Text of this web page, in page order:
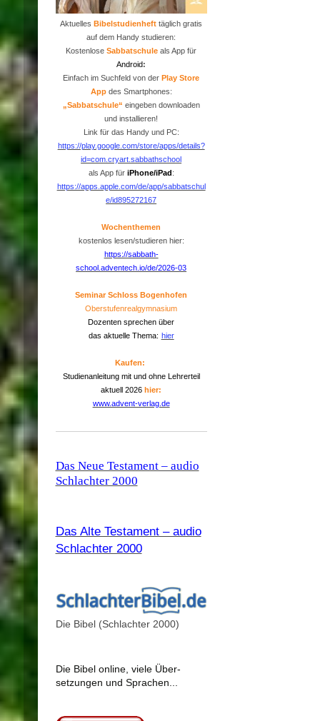
AktuellesBibelstudienheft täglich gratis
auf dem Handy studieren:
KostenloseSabbatschule als App für
Android:
Einfach im Suchfeld von derPlay Store
Appdes Smartphones:
„Sabbatschule“ eingeben downloaden
und installieren!
Link für das Handy und PC:
https://play.google.com/store/apps/details?
id=com.cryart.sabbathschool
als App für iPhone/iPad:
https://apps.apple.com/de/app/sabbatschul
e/id895272167
Wochenthemen
kostenlos lesen/studieren hier:
https://sabbath-
school.adventech.io/de/2026-03
Seminar Schloss Bogenhofen
Oberstufenrealgymnasium
Dozenten sprechen über
das aktuelle Thema: hier
Kaufen:
Studienanleitung mit und ohne Lehrerteil
aktuell 2026 hier:
www.advent-verlag.de
Das Neue Testament – audio
Schlachter 2000
Das Alte Testament – audio
Schlachter 2000
Die Bibel (Schlachter 2000)
Die Bibel online, viele Über-
setzungen und Sprachen...